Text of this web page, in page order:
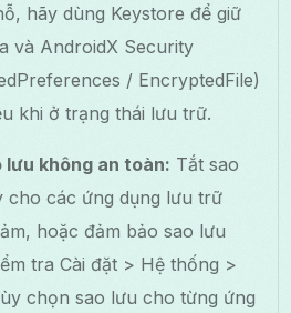
hãy dùng Keystore để giữ
và AndroidX Security
/ EncryptedFile)
khi ở trạng thái lưu trữ.
lưu không an toàn: Tắt sao
cho các ứng dụng lưu trữ
hoặc đảm bảo sao lưu
tra Cài đặt > Hệ thống >
chọn sao lưu cho từng ứng